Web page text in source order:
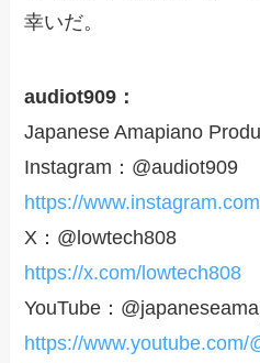
幸いだ。
audiot909：
Japanese Amapiano
Instagram：@audiot909
https://
X：@lowtech808
https://x.com/lowtech808
YouTube：
https://www.youtube.com/